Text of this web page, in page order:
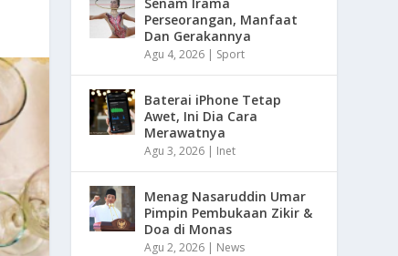
Perseorangan, Manfaat
Dan Gerakannya
Agu 4, 2026 | Sport
Baterai iPhone Tetap
Awet, Ini Dia Cara
Merawatnya
Agu 3, 2026 | Inet
Menag Nasaruddin Umar
Pimpin Pembukaan Zikir &
Doa di Monas
Agu 2, 2026 | News